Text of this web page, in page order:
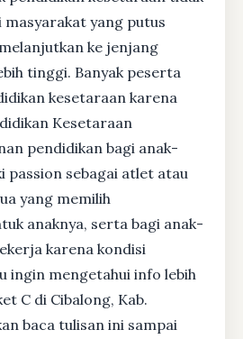
masyarakat yang putus
ke jenjang
tinggi. Banyak peserta
kesetaraan karena
Kesetaraan
pendidikan bagi anak-
passion sebagai atlet atau
yang memilih
anaknya, serta bagi anak-
karena kondisi
ingin mengetahui info lebih
C di Cibalong, Kab.
baca tulisan ini sampai